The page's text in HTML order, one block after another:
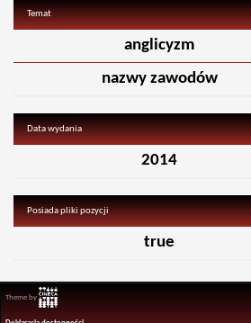
Temat
anglicyzm
nazwy zawodów
Data wydania
2014
Posiada pliki pozycji
true
Theme by